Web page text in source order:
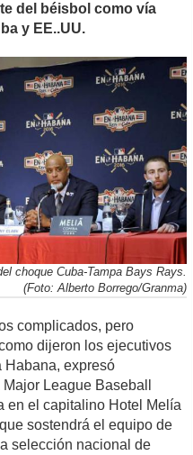
del béisbol como vía
y EE..UU.
choque Cuba-Tampa Bays Rays.
(Foto: Alberto Borrego/Granma)
complicados, pero
dijeron los ejecutivos
Habana, expresó
League Baseball
en el capitalino Hotel Melía
sostendrá el equipo de
selección nacional de